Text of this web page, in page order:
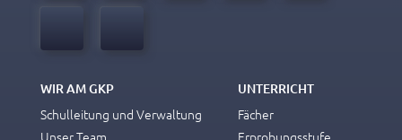
WIR AM GKP
Schulleitung und Verwaltung
Unser Team
UNTERRICHT
Fächer
Erprobungsstufe